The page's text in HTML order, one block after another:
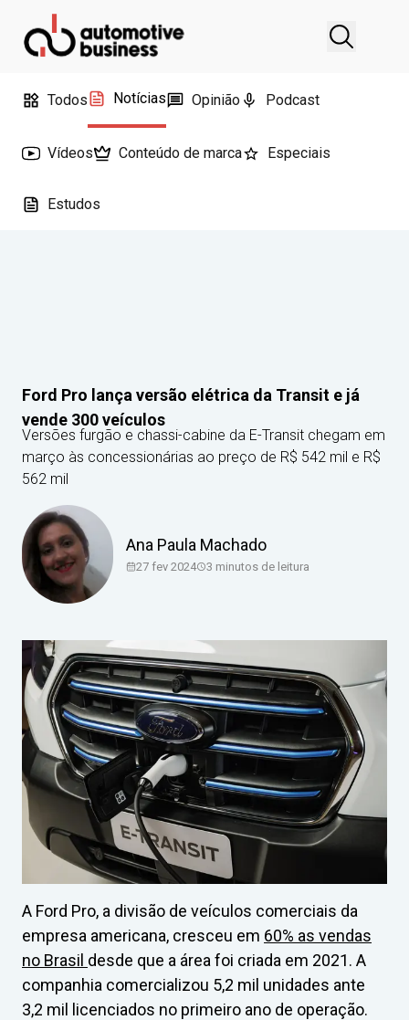
Todos Notícias Opinião Podcast
Vídeos Conteúdo de marca Especiais
Estudos
Ford Pro lança versão elétrica da Transit e já
vende 300 veículos
Versões furgão e chassi-cabine da E-Transit chegam em
março às concessionárias ao preço de R$ 542 mil e R$
562 mil
Ana Paula Machado
27 fev 2024 3 minutos de leitura
A Ford Pro, a divisão de veículos comerciais da
empresa americana, cresceu em 60% as vendas
no Brasil desde que a área foi criada em 2021. A
companhia comercializou 5,2 mil unidades ante
3,2 mil licenciados no primeiro ano de operação.